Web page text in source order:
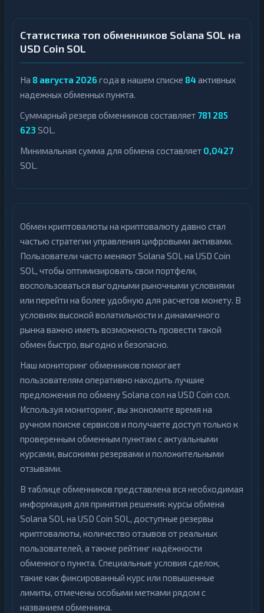
Статистика топ обменников Solana SOL на
USD Coin SOL
На 8 августа 2026 года в нашем списке 84активных
надежных обменных пункта.
Суммарный резерв обменников составляет 781 285
623 SOL.
Минимальная сумма для обмена составляет 0,0427
SOL.
Обмен криптовалюты на криптовалюту давно стал
частью стратегии управления цифровыми активами.
Пользователи часто меняют Solana SOL на USD Coin
SOL, чтобы оптимизировать свои портфели,
воспользоваться выгодными рыночными условиями
или перейти на более удобную для расчетов монету. В
условиях высокой волатильности и динамичного
рынка важно иметь возможность провести такой
обмен быстро, выгодно и безопасно.
Наш мониторинг обменников помогает
пользователям оперативно находить лучшие
предложения по обмену Solana сол на USD Coin сол.
Используя мониторинг, вы экономите время на
ручном поиске сервисов и получаете доступ только к
проверенным обменным пунктам с актуальными
курсами, высокими резервами и положительными
отзывами.
В таблице обменников представлена вся необходимая
информация для принятия решения: курсы обмена
Solana SOL на USD Coin SOL, доступные резервы
криптовалюты, количество отзывов от реальных
пользователей, а также рейтинг надёжности
обменного пункта. Специальные условия сделок,
такие как фиксированный курс или повышенные
лимиты, отмечены особыми метками рядом с
названием обменника.